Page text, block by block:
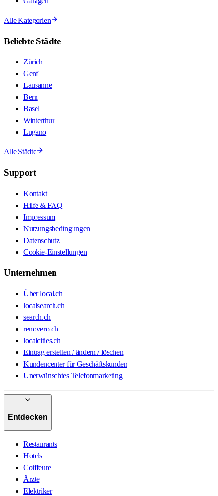
Alle Kategorien
Beliebte Städte
Zürich
Genf
Lausanne
Bern
Basel
Winterthur
Lugano
Alle Städte
Support
Kontakt
Hilfe & FAQ
Impressum
Nutzungsbedingungen
Datenschutz
Cookie-Einstellungen
Unternehmen
Über local.ch
localsearch.ch
search.ch
renovero.ch
localcities.ch
Eintrag erstellen / ändern / löschen
Kundencenter für Geschäftskunden
Unerwünschtes Telefonmarketing
Entdecken
Restaurants
Hotels
Coiffeure
Ärzte
Elektriker